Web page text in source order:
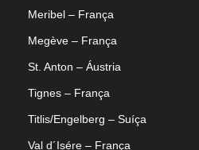
Meribel – França
Megève – França
St. Anton – Áustria
Tignes – França
Titlis/Engelberg – Suíça
Val d´Isére – França